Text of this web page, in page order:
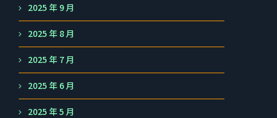
2025 年 9 月
2025 年 8 月
2025 年 7 月
2025 年 6 月
2025 年 5 月